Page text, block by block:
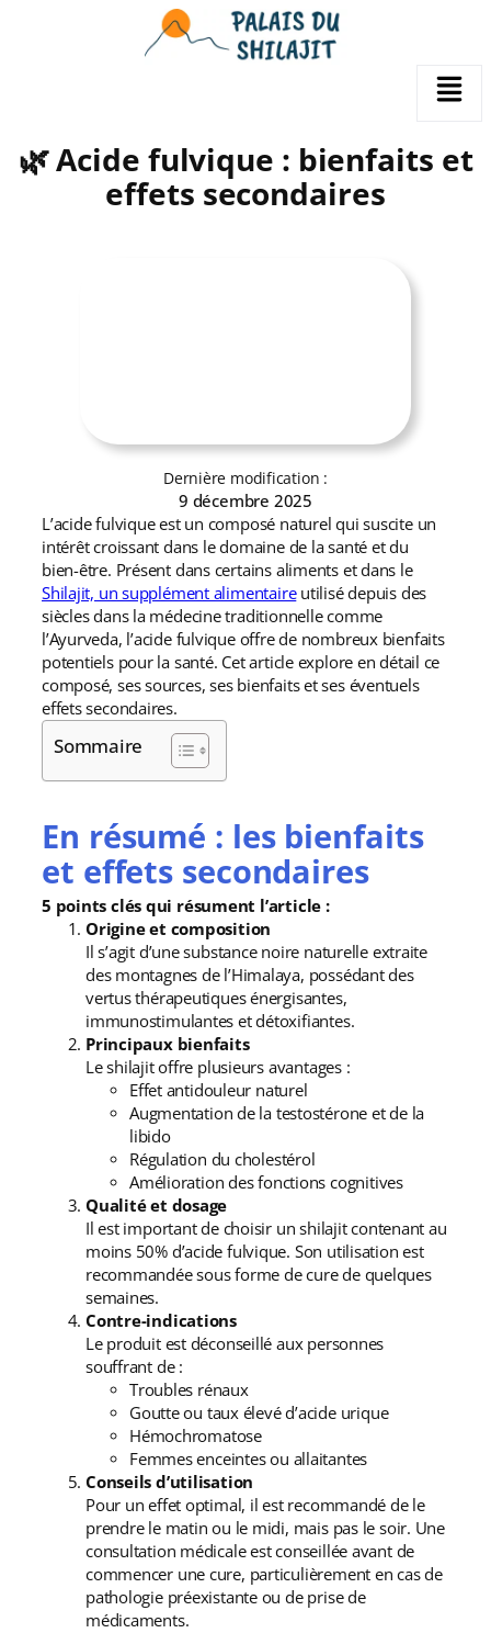
🌿 Acide fulvique : bienfaits et
effets secondaires
Dernière modification :
9 décembre 2025
L’acide fulvique est un composé naturel qui suscite un
intérêt croissant dans le domaine de la santé et du
bien-être. Présent dans certains aliments et dans le
Shilajit, un supplément alimentaireutilisé depuis des
siècles dans la médecine traditionnelle comme
l’Ayurveda, l’acide fulvique offre de nombreux bienfaits
potentiels pour la santé. Cet article explore en détail ce
composé, ses sources, ses bienfaits et ses éventuels
effets secondaires.
Sommaire
En résumé : les bienfaits
et effets secondaires
5 points clés qui résument l’article :
Origine et composition
Il s’agit d’une substance noire naturelle extraite
des montagnes de l’Himalaya, possédant des
vertus thérapeutiques énergisantes,
immunostimulantes et détoxifiantes.
Principaux bienfaits
Le shilajit offre plusieurs avantages :
Effet antidouleur naturel
Augmentation de la testostérone et de la
libido
Régulation du cholestérol
Amélioration des fonctions cognitives
Qualité et dosage
Il est important de choisir un shilajit contenant au
moins 50% d’acide fulvique. Son utilisation est
recommandée sous forme de cure de quelques
semaines.
Contre-indications
Le produit est déconseillé aux personnes
souffrant de :
Troubles rénaux
Goutte ou taux élevé d’acide urique
Hémochromatose
Femmes enceintes ou allaitantes
Conseils d’utilisation
Pour un effet optimal, il est recommandé de le
prendre le matin ou le midi, mais pas le soir. Une
consultation médicale est conseillée avant de
commencer une cure, particulièrement en cas de
pathologie préexistante ou de prise de
médicaments.